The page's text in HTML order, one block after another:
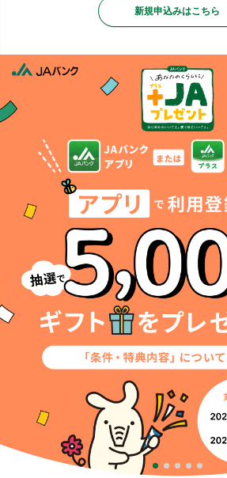
機能・サービス
セキュリティ
困った時は
新規申込みはこちら